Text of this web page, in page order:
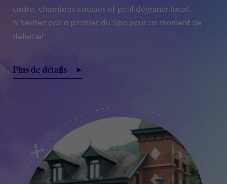
cadre, chambres cossues et petit déjeuner local.
N'hésitez pas à profiter du Spa pour un moment de
détente!
Plus de détails